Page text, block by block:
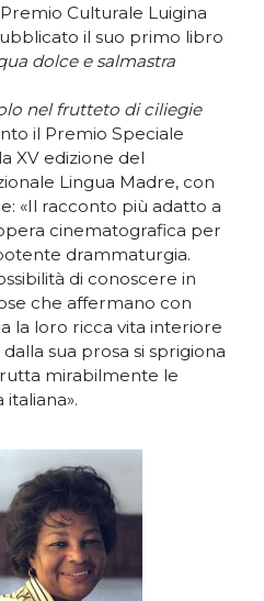
Culturale Luigina
il suo primo libro
dolce e salmastra
nel frutteto di ciliegie
il Premio Speciale
XV edizione del
Lingua Madre, con
«Il racconto più adatto a
cinematografica per
drammaturgia.
di conoscere in
che affermano con
la loro ricca vita interiore
sua prosa si sprigiona
mirabilmente le